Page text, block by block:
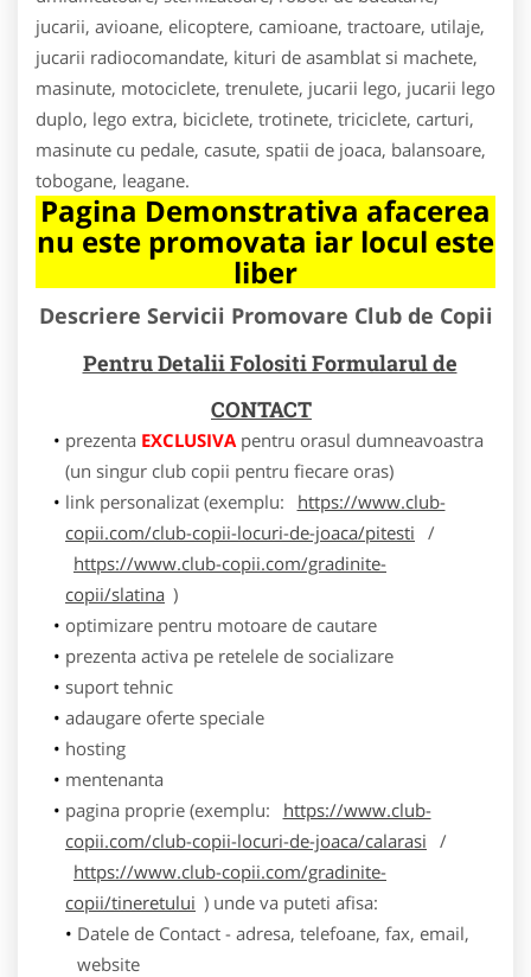
jucarii, avioane, elicoptere, camioane, tractoare, utilaje,
jucarii radiocomandate, kituri de asamblat si machete,
masinute, motociclete, trenulete, jucarii lego, jucarii lego
duplo, lego extra, biciclete, trotinete, triciclete, carturi,
masinute cu pedale, casute, spatii de joaca, balansoare,
tobogane, leagane.
Pagina Demonstrativa afacerea
nu este promovata iar locul este
liber
Descriere Servicii Promovare Club de Copii
Pentru Detalii Folositi Formularul de
CONTACT
prezenta EXCLUSIVApentru orasul dumneavoastra
(un singur club copii pentru fiecare oras)
link personalizat (exemplu:
https://www.club-
copii.com/club-copii-locuri-de-joaca/pitesti /
https://www.club-copii.com/gradinite-
copii/slatina )
optimizare pentru motoare de cautare
prezenta activa pe retelele de socializare
suport tehnic
adaugare oferte speciale
hosting
mentenanta
pagina proprie (exemplu:
https://www.club-
copii.com/club-copii-locuri-de-joaca/calarasi /
https://www.club-copii.com/gradinite-
copii/tineretului ) unde va puteti afisa:
Datele de Contact - adresa, telefoane, fax, email,
website